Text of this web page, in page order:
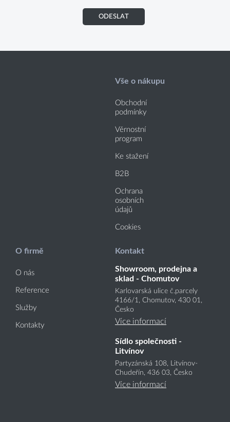
ODESLAT
Vše o nákupu
Obchodní
podmínky
Věrnostní
program
Ke stažení
B2B
Ochrana
osobních
údajů
Cookies
O firmě
O nás
Reference
Služby
Kontakty
Kontakt
Showroom, prodejna a
sklad - Chomutov
Karlovarská ulice č.parcely
4166/1, Chomutov, 430 01,
Česko
Více informací
Sídlo společnosti -
Litvínov
Partyzánská 108, Litvínov-
Chudeřín, 436 03, Česko
Více informací